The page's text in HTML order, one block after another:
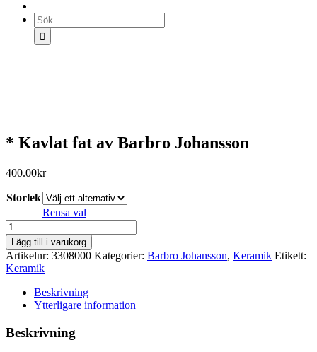
Sök
efter:
* Kavlat fat av Barbro Johansson
400.00kr
Storlek
Rensa val
*
Kavlat
fat
av
Barbro
Johansson
mängd
Lägg till i varukorg
Artikelnr: 3308000 Kategorier: Barbro Johansson, Keramik Etikett:
Keramik
Beskrivning
Ytterligare information
Beskrivning